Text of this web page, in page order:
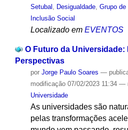
Setubal , Desigualdade, Grupo
Inclusão Social
Localizado em EVENTOS
O Futuro da Universidade:
Perspectivas
por Jorge Paulo Soares —
modificação07/02/2023 11:34 —
Universidade
As universidades são
pelas transformações